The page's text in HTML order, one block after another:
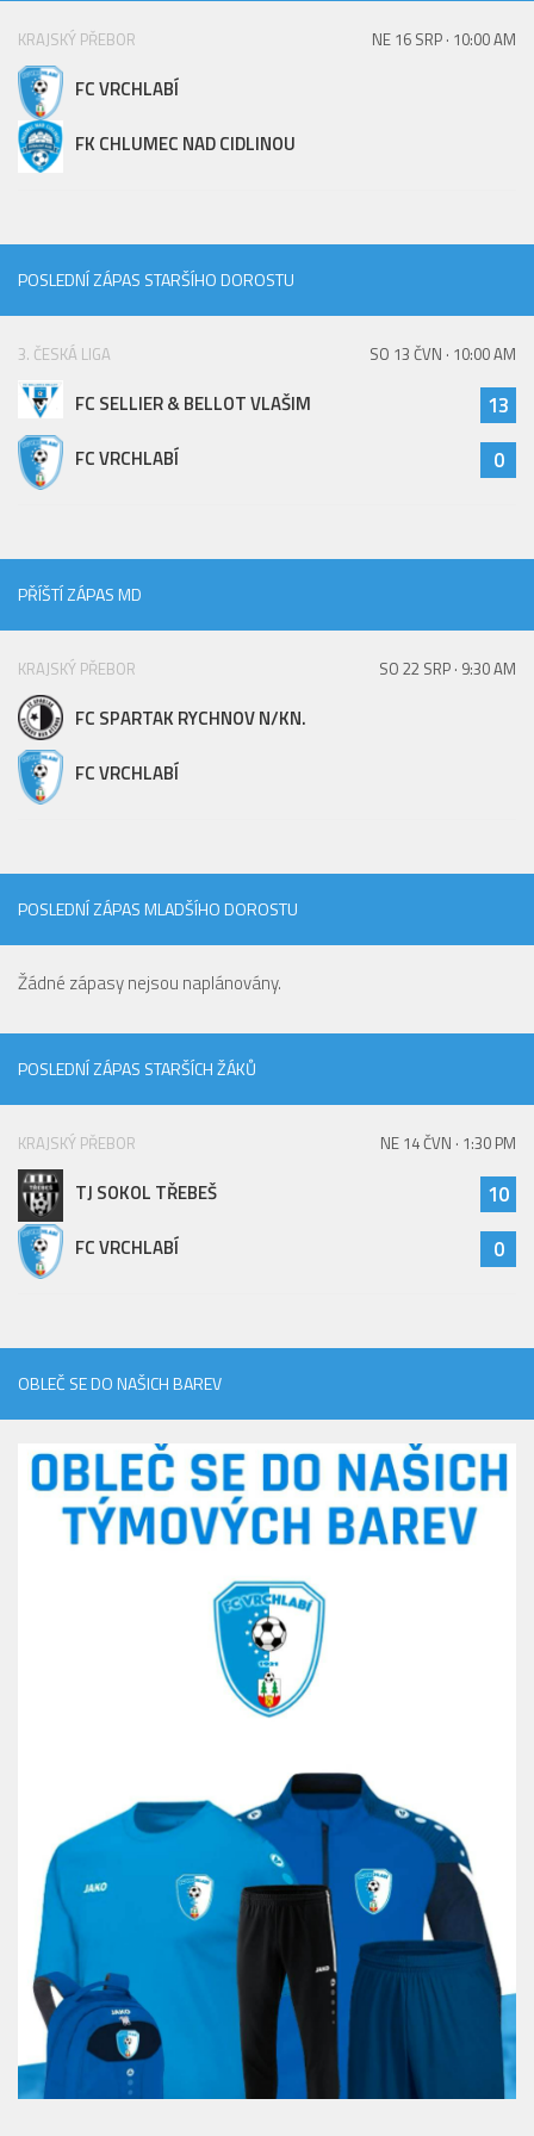
Rozpis zápasů
Realizační tým
Mladší přípravka
Kontakty
Bazárek
KRAJSKÝ PŘEBOR NE 16 SRP · 10:00 AM
FC VRCHLABÍ
FK CHLUMEC NAD CIDLINOU
POSLEDNÍ ZÁPAS STARŠÍHO DOROSTU
3. ČESKÁ LIGA SO 13 ČVN · 10:00 AM
FC SELLIER & BELLOT VLAŠIM 13
FC VRCHLABÍ 0
PŘÍŠTÍ ZÁPAS MD
KRAJSKÝ PŘEBOR SO 22 SRP · 9:30 AM
FC SPARTAK RYCHNOV N/KN.
FC VRCHLABÍ
POSLEDNÍ ZÁPAS MLADŠÍHO DOROSTU
Žádné zápasy nejsou naplánovány.
POSLEDNÍ ZÁPAS STARŠÍCH ŽÁKŮ
KRAJSKÝ PŘEBOR NE 14 ČVN · 1:30 PM
TJ SOKOL TŘEBEŠ 10
FC VRCHLABÍ 0
OBLEČ SE DO NAŠICH BAREV